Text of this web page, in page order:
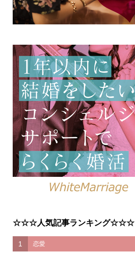
☆☆☆人気記事ランキング☆☆☆
1 恋愛